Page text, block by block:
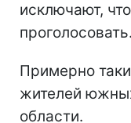
исключают,
проголосовать.
Примерно
жителей
области.